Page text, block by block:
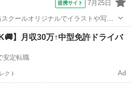
提携サイト 7月25日
クールオリジナルでイラストや写真
用しています。 そのため、全く知識
ことができます。 プラチナコースの場
き、...
】月収30万↑中型免許ドライバ
安定転職
クト Ad